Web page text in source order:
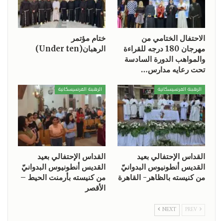
الاحتفال الختامي من
مهرجان 180 درجه للقراءة
والمواهب الدورة السادسة
تحت رعايه مدارس…
ختام مؤتمر
الرهبان(Under ten)
الرهبنة الفرنسيسكانية
القداس الإحتفالي بعيد
القديس أنطونيوس البدوانيّ
من كنيسته بالظاهر- القاهرة
الرهبنة الفرنسيسكانية
القداس الإحتفالي بعيد
القديس أنطونيوس البدوانيّ
من كنيسته بأرمنت الحيط –
الأقصر
NEXT